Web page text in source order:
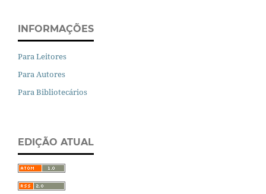
INFORMAÇÕES
Para Leitores
Para Autores
Para Bibliotecários
EDIÇÃO ATUAL